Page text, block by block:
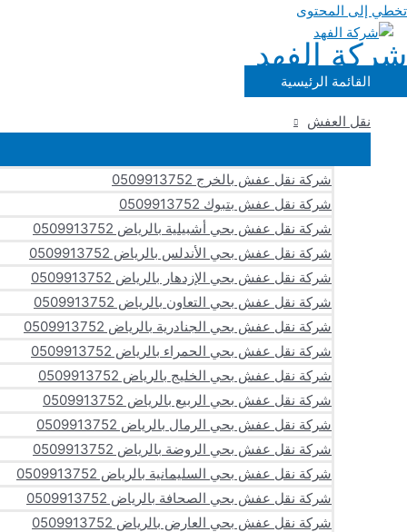
تخطي إلى المحتوى
شركة الفهد
القائمة الرئيسية
نقل العفش
شركة نقل عفش بالخرج 0509913752
شركة نقل عفش بتبوك 0509913752
شركة نقل عفش بحي أشبيلية بالرياض 0509913752
شركة نقل عفش بحي الأندلس بالرياض 0509913752
شركة نقل عفش بحي الإزدهار بالرياض 0509913752
شركة نقل عفش بحي التعاون بالرياض 0509913752
شركة نقل عفش بحي الجنادرية بالرياض 0509913752
شركة نقل عفش بحي الحمراء بالرياض 0509913752
شركة نقل عفش بحي الخليج بالرياض 0509913752
شركة نقل عفش بحي الربيع بالرياض 0509913752
شركة نقل عفش بحي الرمال بالرياض 0509913752
شركة نقل عفش بحي الروضة بالرياض 0509913752
شركة نقل عفش بحي السليمانية بالرياض 0509913752
شركة نقل عفش بحي الصحافة بالرياض 0509913752
شركة نقل عفش بحي العارض بالرياض 0509913752